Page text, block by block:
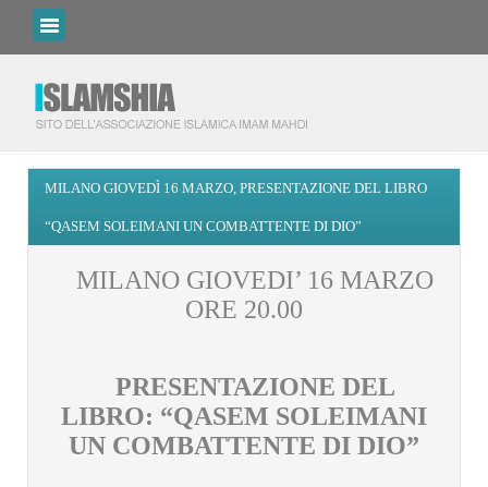
MILANO GIOVEDÌ 16 MARZO, PRESENTAZIONE DEL LIBRO
“QASEM SOLEIMANI UN COMBATTENTE DI DIO”
MILANO GIOVEDI’ 16 MARZO
ORE 20.00
PRESENTAZIONE DEL
LIBRO: “QASEM SOLEIMANI
UN COMBATTENTE DI DIO”